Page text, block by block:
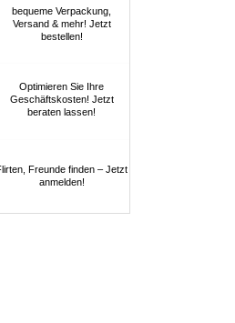
bequeme Verpackung,
Versand & mehr! Jetzt
bestellen!
Optimieren Sie Ihre
Geschäftskosten! Jetzt
beraten lassen!
Freunde finden – Jetzt
anmelden!